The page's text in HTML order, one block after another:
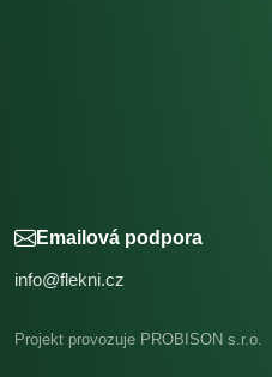
Emailová podpora
info@flekni.cz
Projekt provozuje PROBISON s.r.o.